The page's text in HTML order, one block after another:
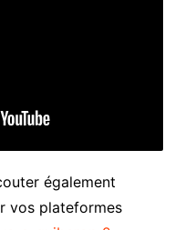
également
vos plateformes